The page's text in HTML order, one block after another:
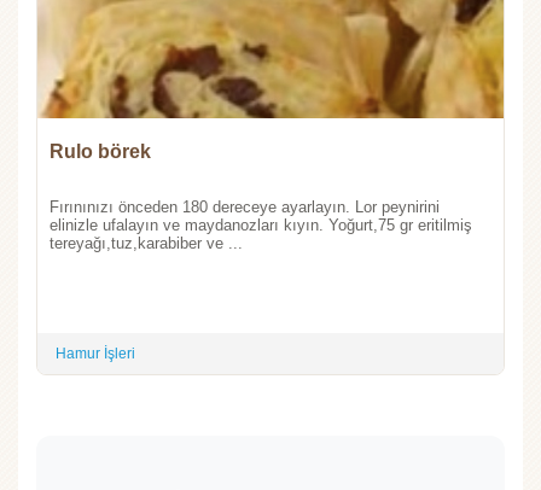
Rulo börek
Fırınınızı önceden 180 dereceye ayarlayın. Lor peynirini
elinizle ufalayın ve maydanozları kıyın. Yoğurt,75 gr eritilmiş
tereyağı,tuz,karabiber ve ...
Hamur İşleri